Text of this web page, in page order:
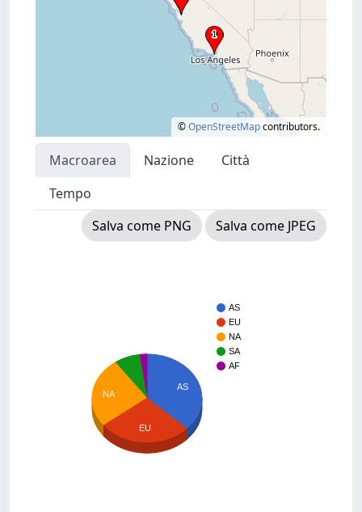
©OpenStreetMapcontributors.
Macroarea Nazione
Città
Tempo
Salva come PNG
Salva come JPEG
AS
EU
NA
SA
AF
AS
NA
EU